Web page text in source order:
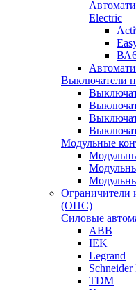
Electric
Выключатели
Модульные
Ограничители
(ОПС)
Силовые
ABB
IEK
Legrand
TDM